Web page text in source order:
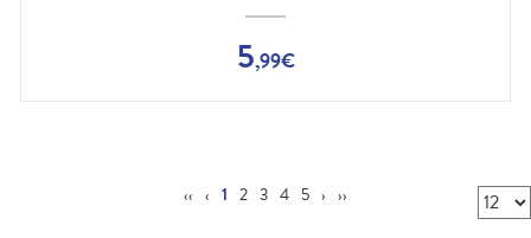
5,99€
‹‹ ‹ 1 2 3 4 5 › ››